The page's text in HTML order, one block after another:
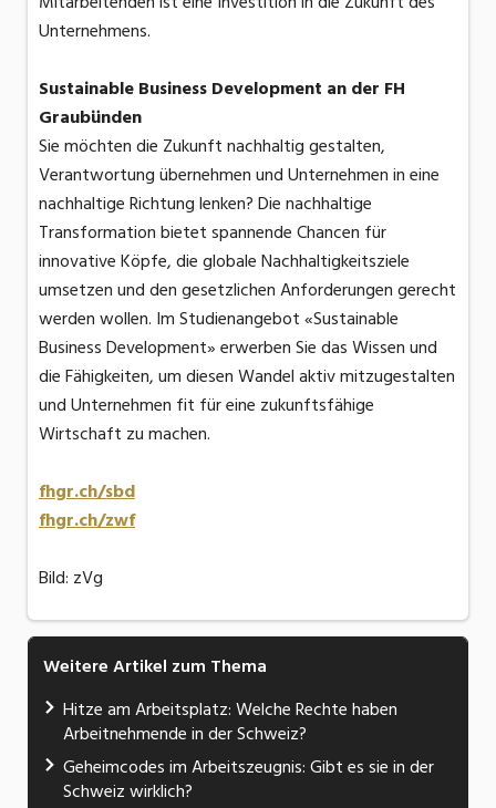
Unternehmens.
Sustainable Business Development an der FH
Graubünden
Sie möchten die Zukunft nachhaltig gestalten,
Verantwortung übernehmen und Unternehmen in eine
nachhaltige Richtung lenken? Die nachhaltige
Transformation bietet spannende Chancen für
innovative Köpfe, die globale Nachhaltigkeitsziele
umsetzen und den gesetzlichen Anforderungen gerecht
werden wollen. Im Studienangebot «Sustainable
Business Development» erwerben Sie das Wissen und
die Fähigkeiten, um diesen Wandel aktiv mitzugestalten
und Unternehmen fit für eine zukunftsfähige
Wirtschaft zu machen.
fhgr.ch/sbd
fhgr.ch/zwf
Bild: zVg
Weitere Artikel zum Thema
Hitze am Arbeitsplatz: Welche Rechte haben
Arbeitnehmende in der Schweiz?
Geheimcodes im Arbeitszeugnis: Gibt es sie in der
Schweiz wirklich?